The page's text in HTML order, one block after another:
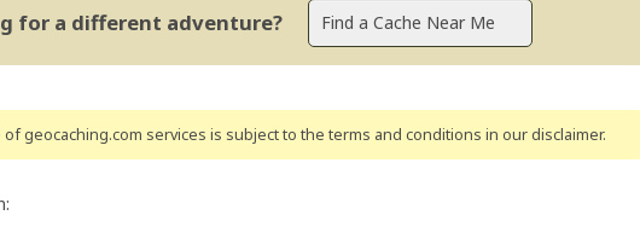
for a different adventure?
geocaching.com services is subject to the terms and conditions in our disclaimer.